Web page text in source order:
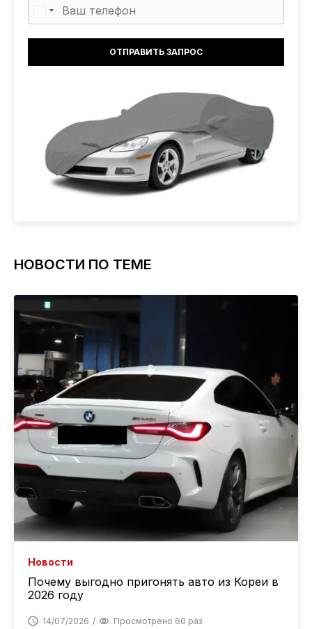
НОВОСТИ ПО ТЕМЕ
Новости
Почему выгодно пригонять авто из Кореи в
2026 году
14/07/2026 Просмотрено 60 раз